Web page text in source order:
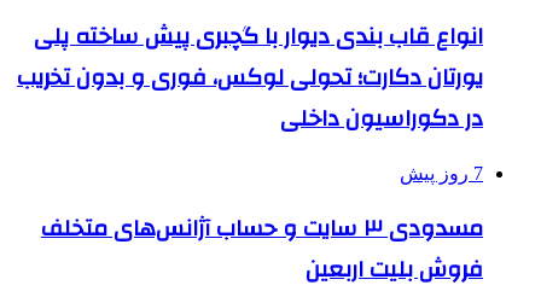
انواع قاب بندی دیوار با گچبری پیش ساخته پلی
یورتان دکارت؛ تحولی لوکس، فوری و بدون تخریب
در دکوراسیون داخلی
7 روز پیش
مسدودی ۳ سایت و حساب آژانس‌های متخلف
فروش بلیت اربعین